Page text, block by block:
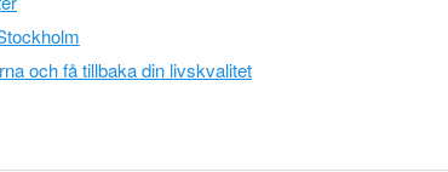
och få tillbaka din livskvalitet